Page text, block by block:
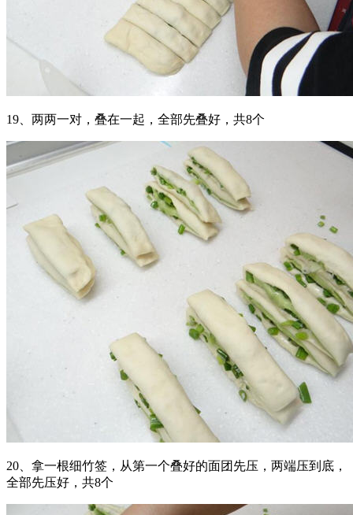
19、两两一对，叠在一起，全部先叠好，共8个
20、拿一根细竹签，从第一个叠好的面团先压，两端压到底，
全部先压好，共8个